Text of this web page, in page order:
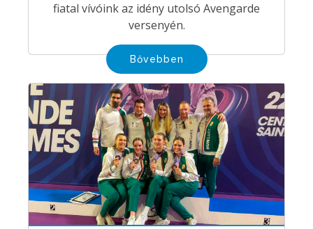
fiatal vívóink az idény utolsó Avengarde
versenyén.
Bővebben